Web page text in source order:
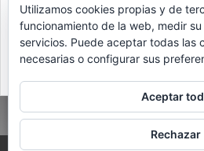
Utilizamos cookies propias y de
funcionamiento de la web, medir
servicios. Puede aceptar todas las
necesarias o configurar sus
Aceptar
Rechazar